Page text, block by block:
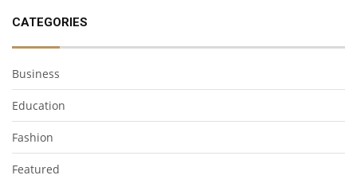
CATEGORIES
Business
Education
Fashion
Featured